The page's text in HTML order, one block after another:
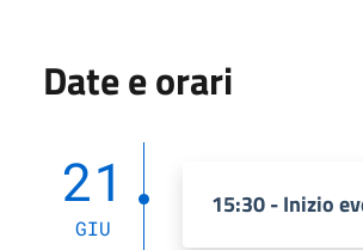
Date e orari
21
GIU
15:30 - Inizio